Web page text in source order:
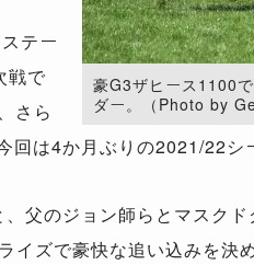
豪G3ザヒース1100
ダー。（Photo by
テー
戦で
さら
は4か月ぶりの2021/22シ
父のジョン師らとマスク
ズで豪快な追い込みを決